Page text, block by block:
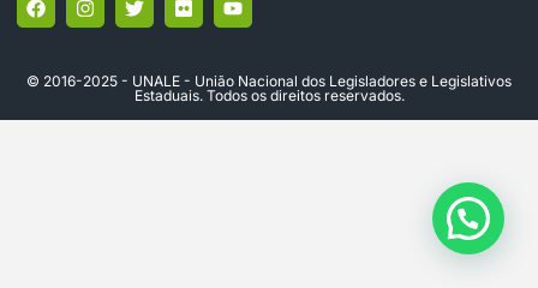
© 2016-2025 - UNALE - União Nacional dos Legisladores e Legislativos
Estaduais. Todos os direitos reservados.